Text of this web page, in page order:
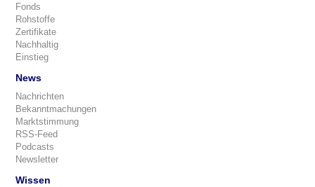
Fonds
Rohstoffe
Zertifikate
Nachhaltig
Einstieg
News
Nachrichten
Bekanntmachungen
Marktstimmung
RSS-Feed
Podcasts
Newsletter
Wissen